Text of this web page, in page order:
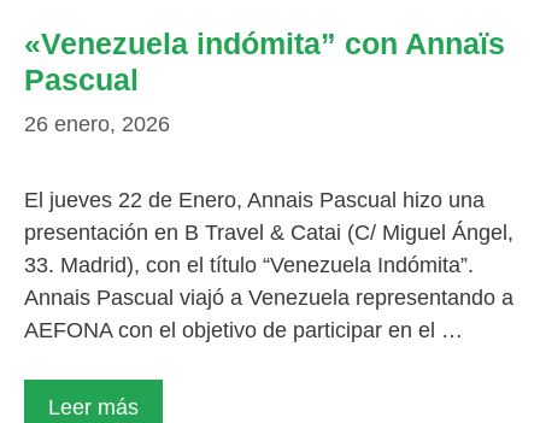
«Venezuela indómita” con Annaïs
Pascual
26 enero, 2026
El jueves 22 de Enero, Annais Pascual hizo una
presentación en B Travel & Catai (C/ Miguel Ángel,
33. Madrid), con el título “Venezuela Indómita”.
Annais Pascual viajó a Venezuela representando a
AEFONA con el objetivo de participar en el …
Leer más